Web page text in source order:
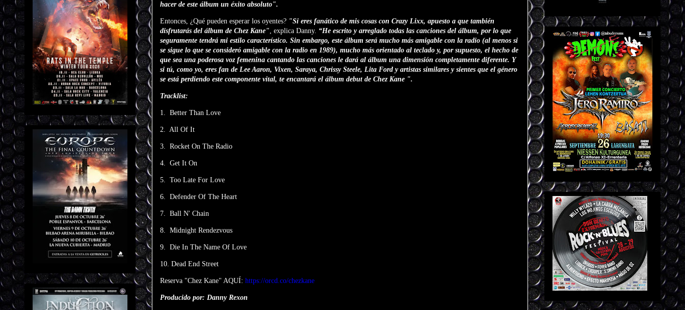
hacer de este álbum un éxito absoluto".
Entonces, ¿Qué pueden esperar los oyentes? "Si eres fanático de mis cosas con Crazy Lixx, apuesto a que también
disfrutarás del álbum de Chez Kane", explica Danny. “He escrito y arreglado todas las canciones del álbum, por lo que
seguramente tendrá mi estilo característico. Sin embargo, este álbum será mucho más amigable con la radio (al menos si
se sigue lo que se consideró amigable con la radio en 1989), mucho más orientado al teclado y, por supuesto, el hecho de
que sea una poderosa voz femenina cantando las canciones le dará al álbum una dimensión completamente diferente. Y
si tú, como yo, eres fan de Lee Aaron, Vixen, Saraya, Chrissy Steele, Lita Ford y artistas similares y sientes que el género
se está perdiendo este componente vital, te encantará el álbum debut de Chez Kane ".
Tracklist:
1. Better Than Love
2. All Of It
3. Rocket On The Radio
4. Get It On
5. Too Late For Love
6. Defender Of The Heart
7. Ball N' Chain
8. Midnight Rendezvous
9. Die In The Name Of Love
10. Dead End Street
Reserva "Chez Kane" AQUÍ: https://orcd.co/chezkane
Producido por: Danny Rexon